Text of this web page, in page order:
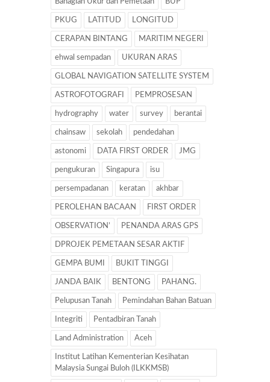
PKUG LATITUD LONGITUD
CERAPAN BINTANG MARITIM NEGERI
ehwal sempadan UKURAN ARAS
GLOBAL NAVIGATION SATELLITE SYSTEM
ASTROFOTOGRAFI PEMPROSESAN
hydrography water survey berantai
chainsaw sekolah pendedahan
astonomi DATA FIRST ORDER JMG
pengukuran Singapura isu
persempadanan keratan akhbar
PEROLEHAN BACAAN FIRST ORDER
OBSERVATION’ PENANDA ARAS GPS
DPROJEK PEMETAAN SESAR AKTIF
GEMPA BUMI BUKIT TINGGI
JANDA BAIK BENTONG PAHANG.
Pelupusan Tanah Pemindahan Bahan Batuan
Integriti Pentadbiran Tanah
Land Administration Aceh
Institut Latihan Kementerian Kesihatan
Malaysia Sungai Buloh (ILKKMSB)